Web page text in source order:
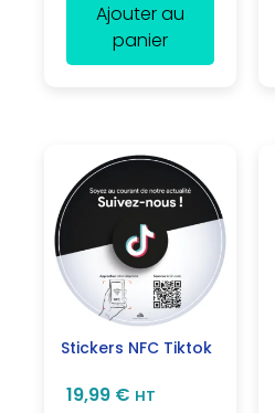
Ajouter au
panier
Stickers NFC Tiktok
19,99 € HT